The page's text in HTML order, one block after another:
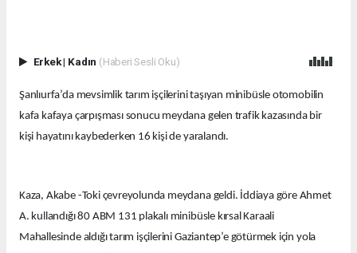
Erkek| Kadın (Haberi Sesli Oku)
Şanlıurfa’da mevsimlik tarım işçilerini taşıyan minibüsle otomobilin
kafa kafaya çarpışması sonucu meydana gelen trafik kazasında bir
kişi hayatını kaybederken 16 kişi de yaralandı.
Kaza, Akabe -Toki çevreyolunda meydana geldi. İddiaya göre Ahmet
A. kullandığı 80 ABM 131 plakalı minibüsle kırsal Karaali
Mahallesinde aldığı tarım işçilerini Gaziantep’e götürmek için yola